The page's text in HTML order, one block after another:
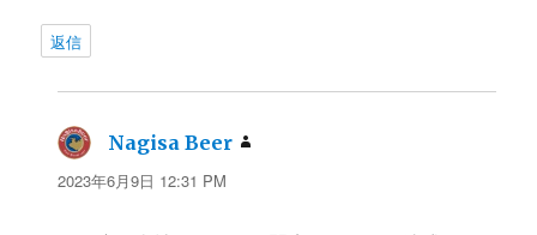
返信
Nagisa Beer
2023年6月9日 12:31 PM